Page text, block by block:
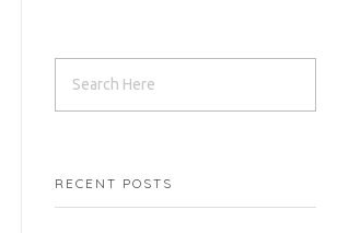
RECENT POSTS